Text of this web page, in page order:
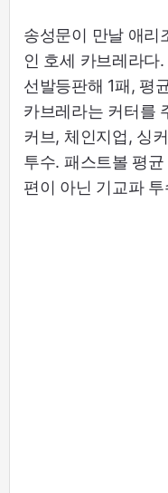
송성문이 만날 애리
인 호세 카브레라다
선발등판해 1패, 평
카브레라는 커터를
커브, 체인지업, 싱
투수. 패스트볼 평
편이 아닌 기교파 투